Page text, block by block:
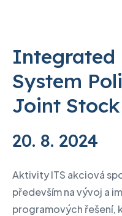
Integrated
System
Joint
20. 8. 2024
Aktivity ITS akciová
především na vývoj a
programových řešení,